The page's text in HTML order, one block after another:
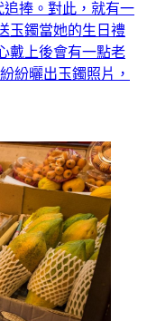
捧。對此，就有一
玉鐲當她的生日禮
戴上後會有一點老
紛曬出玉鐲照片，